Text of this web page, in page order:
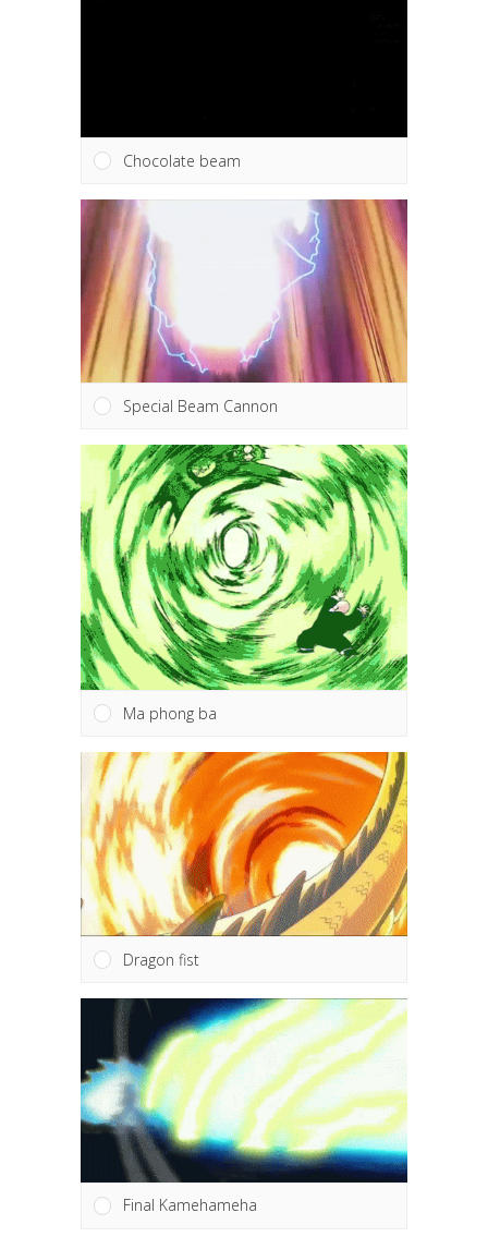
Chocolate beam
Special Beam Cannon
Ma phong ba
Dragon fist
Final Kamehameha